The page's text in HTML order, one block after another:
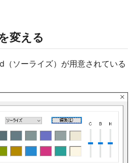
変える
ソーライズ）が用意されている